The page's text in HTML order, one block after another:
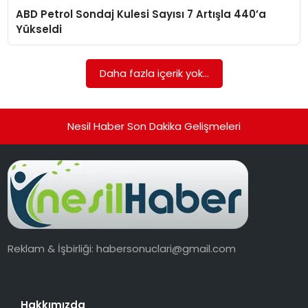
EKONOMI
ABD Petrol Sondaj Kulesi Sayısı 7 Artışla 440’a
Yükseldi
Daha fazla içerik yok...
Nesil Haber Son Dakika Gelişmeleri
Reklam & İşbirliği:habersonuclari@gmail.com
Hakkımızda